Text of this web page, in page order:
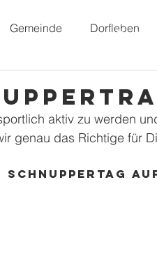
Dorffunk
Gemeinde Dorfleben
aktiv zu werden
genau das Richtige für
Schnuppertag